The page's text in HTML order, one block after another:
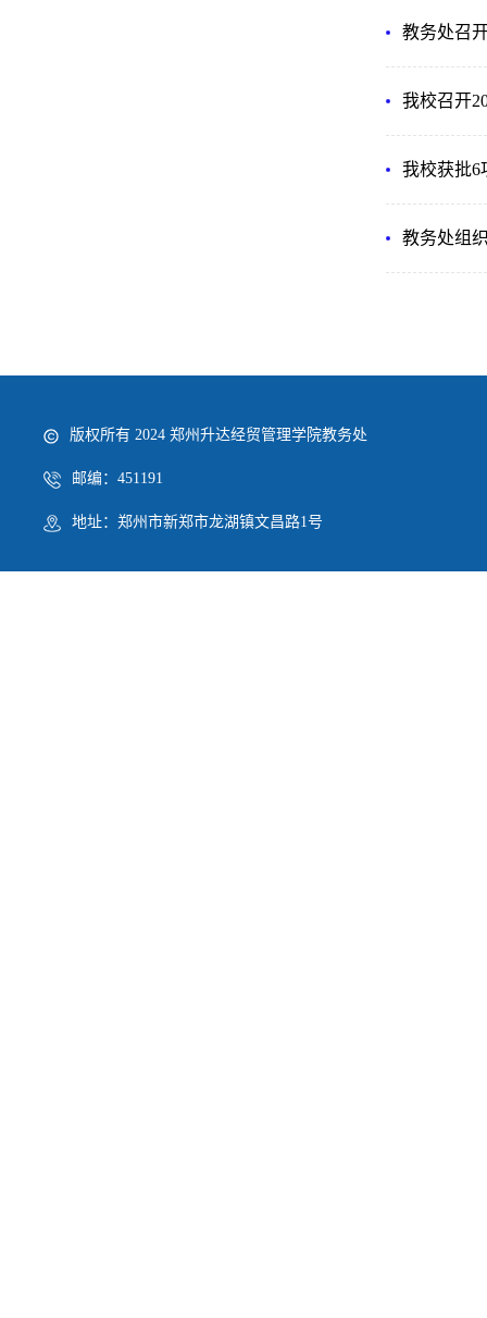
教务处召
我校召开
我校获批6
教务处组
版权所有 2024 郑州升达经贸管理学院教务处
邮编：451191
地址：郑州市新郑市龙湖镇文昌路1号